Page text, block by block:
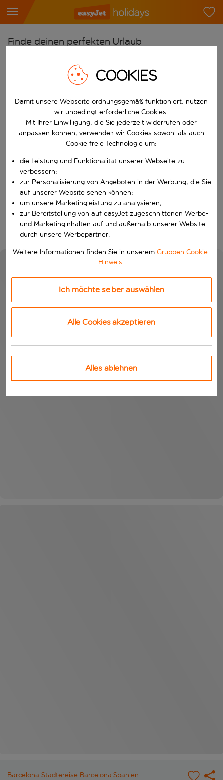
Finde deinen perfekten Urlaub
Flughafen wählen
Beginne mit der Eingabe für die automatische
Reiseziel wählen
Nach
Wähle ein Ab- und Rückflugdatum aus.
Reisezeitraum wählen
Wann
Wer
Suchen
Barcelona Städtereise Barcelona Spanien
COOKIES
Damit unsere Webseite ordnungsgemäß funktioniert, nutzen
wir unbedingt erforderliche Cookies.
Mit Ihrer Einwilligung, die Sie jederzeit widerrufen oder
anpassen können, verwenden wir Cookies sowohl als auch
Cookie freie Technologie um:
die Leistung und Funktionalität unserer Webseite zu
verbessern;
zur Personalisierung von Angeboten in der Werbung, die Sie
auf unserer Website sehen können;
um unsere Marketingleistung zu analysieren;
zur Bereitstellung von auf easyJet zugeschnittenen Werbe-
und Marketinginhalten auf und außerhalb unserer Website
durch unsere Werbepartner.
Weitere Informationen finden Sie in unserem Gruppen Cookie-
Hinweis.
Ich möchte selber auswählen
Alle Cookies akzeptieren
Alles ablehnen